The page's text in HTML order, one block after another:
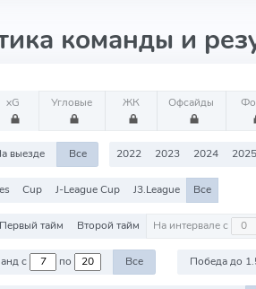
команды и
xG Угловые ЖК Офсайды
выезде Все 2022 2023 2024 2025
Cup J-League Cup J3.League Все
Первый тайм Второй тайм На интервале с
Против команд с по Все Победа до